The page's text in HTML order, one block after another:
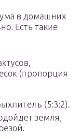
в домашних
Есть такие
(пропорция
(5:3:2).
земля,